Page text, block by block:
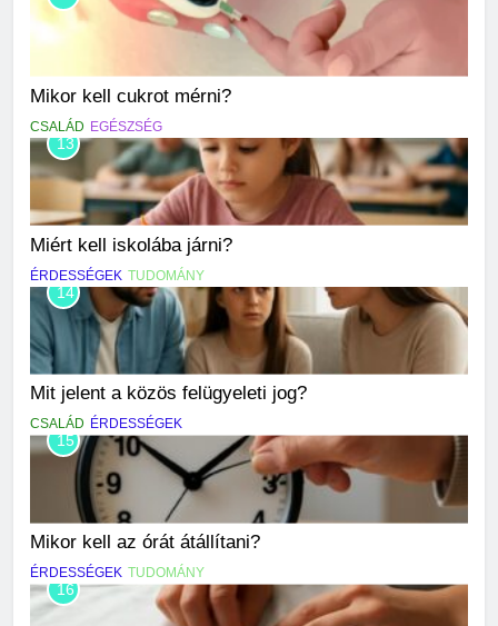
Mikor kell cukrot mérni?
CSALÁD EGÉSZSÉG
13
Miért kell iskolába járni?
ÉRDESSÉGEK TUDOMÁNY
14
Mit jelent a közös felügyeleti jog?
CSALÁD ÉRDESSÉGEK
15
Mikor kell az órát átállítani?
ÉRDESSÉGEK TUDOMÁNY
16